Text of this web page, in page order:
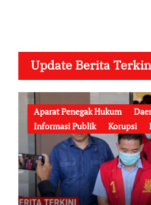
Update Berita
Aparat Penegak Hukum
Informasi Publik
Korupsi